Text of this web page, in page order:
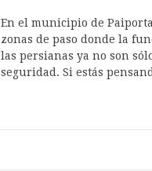
En el municipio de
zonas de paso donde la
las persianas ya no son
seguridad. Si estás